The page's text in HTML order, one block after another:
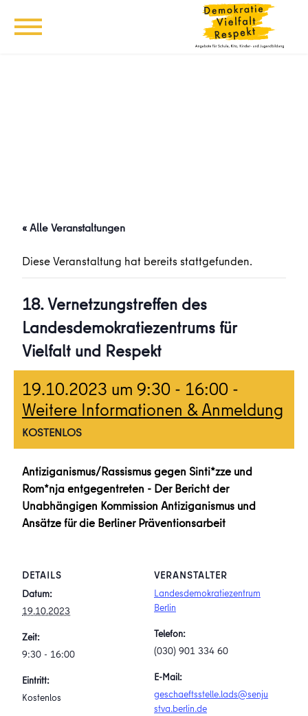
« Alle Veranstaltungen
Diese Veranstaltung hat bereits stattgefunden.
18. Vernetzungstreffen des
Landesdemokratiezentrums für
Vielfalt und Respekt
19.10.2023 um 9:30 - 16:00 -
Weitere Informationen & Anmeldung
KOSTENLOS
Antiziganismus/Rassismus gegen Sinti*zze und
Rom*nja entgegentreten - Der Bericht der
Unabhängigen Kommission Antiziganismus und
Ansätze für die Berliner Präventionsarbeit
DETAILS
Datum:
19.10.2023
Zeit:
9:30 - 16:00
Eintritt:
Kostenlos
VERANSTALTER
Landesdemokratiezentrum
Berlin
Telefon:
(030) 901 334 60
E-Mail:
geschaeftsstelle.lads@senju
stva.berlin.de